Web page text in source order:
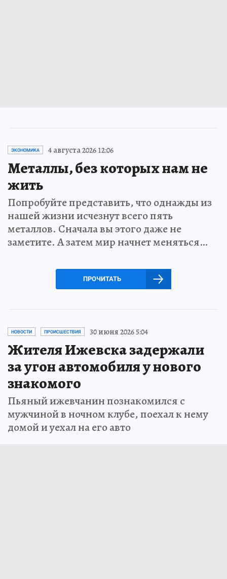
ЭКОНОМИКА 4 августа 2026 12:06
Металлы, без которых нам не
жить
Попробуйте представить, что однажды из
нашей жизни исчезнут всего пять
металлов. Сначала вы этого даже не
заметите. А затем мир начнет меняться…
ПРОЧИТАТЬ
НОВОСТИ ПРОИСШЕСТВИЯ 30 июня 2026 5:04
Жителя Ижевска задержали
за угон автомобиля у нового
знакомого
Пьяный ижевчанин познакомился с
мужчиной в ночном клубе, поехал к нему
домой и уехал на его авто